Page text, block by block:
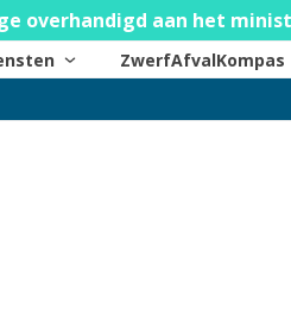
overhandigd aan het
ZwerfAfvalKompas